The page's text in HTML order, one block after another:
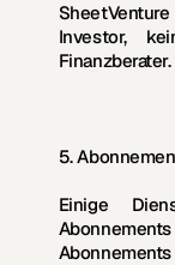
Investor,
Finanzberater.
5.
Einige